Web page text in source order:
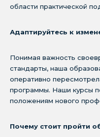
области практической
Адаптируйтесь к
Понимая важность
стандарты, наша
оперативно
программы. Наши курсы
положениям нового
Почему стоит пройти